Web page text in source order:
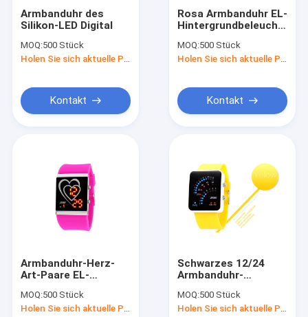
Armbanduhr des
Silikon-LED Digital
MOQ:500 Stück
Kontakt
Rosa Armbanduhr EL-
Silikon-LED Digital
MOQ:500 Stück
Kontakt
Armbanduhr-Herz-
Art-Paare EL-
Spiegel-Uhr LED
Digital
MOQ:500 Stück
Schwarzes 12/24
Armbanduhr-
der Stunden-LED
Digital für Jugend
MOQ:500 Stück